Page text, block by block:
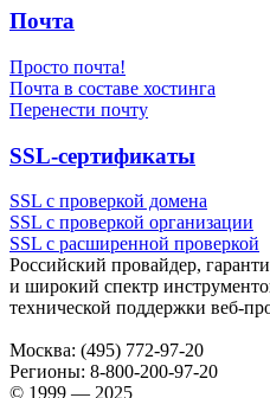
Почта
Просто почта!
Почта в составе хостинга
Перенести почту
SSL-сертификаты
SSL с проверкой домена
SSL с проверкой организации
SSL с расширенной проверкой
Российский провайдер,
и широкий спектр
технической поддержки веб-
Москва: (495) 772-97-20
Регионы: 8-800-200-97-20
© 1999 — 2025